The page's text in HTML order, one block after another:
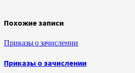
Похожие записи
Приказы о зачислении
Приказы о зачислении